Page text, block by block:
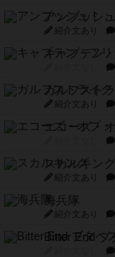
アンブッシ
紹介文あり
キャプテン
ガルフスト
紹介文あり
エコーズ・
スカルキング
紹介文あり
海兵隊
紹介文あり
Bitter End